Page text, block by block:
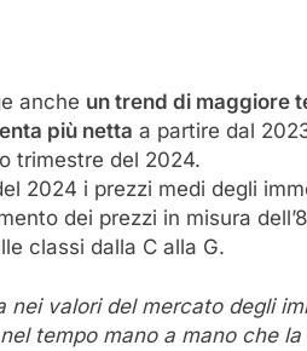
anche un trend di maggiore
più netta a partire dal
trimestre del 2024.
2024 i prezzi medi degli
dei prezzi in misura
classi dalla C alla G.
nei valori del mercato degli
tempo mano a mano che la